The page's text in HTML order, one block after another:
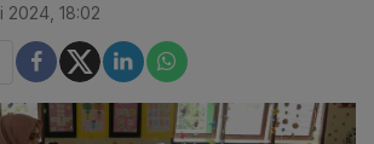
2024, 18:02